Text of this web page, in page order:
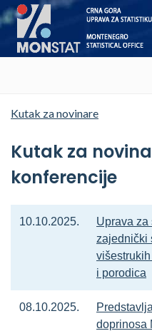
Kutak za novinare
Kutak za
konferencije
10.10.2025.
Uprava za
zajednički
i porodica
08.10.2025.
doprinosa